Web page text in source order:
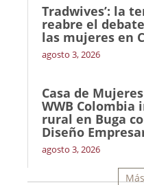
Tradwives’: la
reabre el
las mujeres en
agosto 3, 2026
Casa de
WWB
rural en Buga
Diseño
agosto 3, 2026